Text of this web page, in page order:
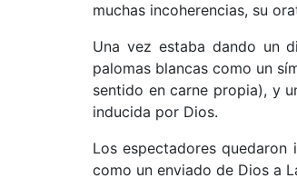
muchas incoherencias, su
Una vez estaba dando un
palomas blancas como un
sentido en carne propia), y
inducida por Dios.
Los espectadores
como un enviado de Dios a